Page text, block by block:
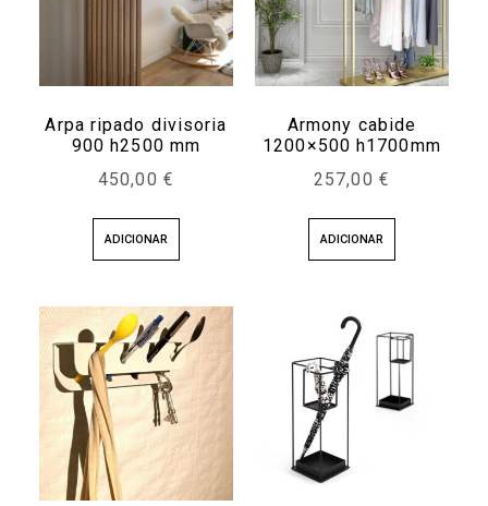
Arpa ripado divisoria
900 h2500 mm
450,00 €
ADICIONAR
Armony cabide
1200×500 h1700mm
257,00 €
ADICIONAR